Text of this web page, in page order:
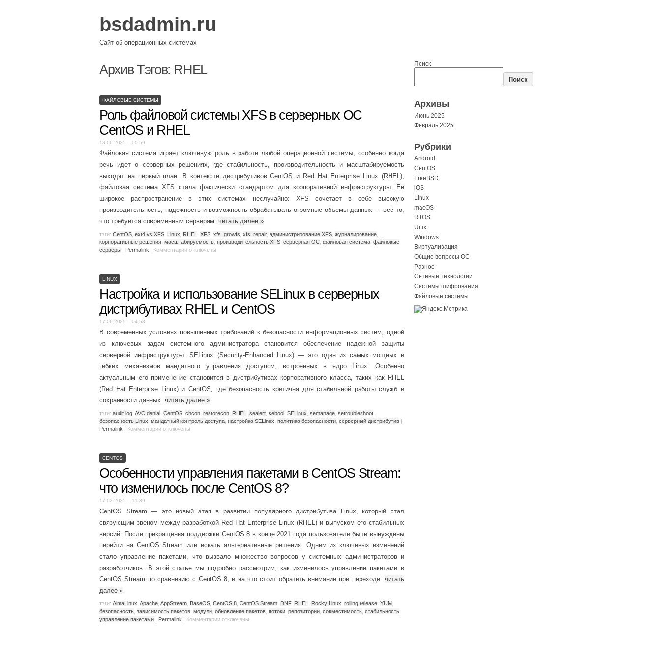
bsdadmin.ru
Сайт об операционных системах
Архив Тэгов: RHEL
ФАЙЛОВЫЕ СИСТЕМЫ
Роль файловой системы XFS в серверных ОС
CentOS и RHEL
18.06.2025 – 00:59
Файловая система играет ключевую роль в работе любой операционной системы, особенно когда
речь идет о серверных решениях, где стабильность, производительность и масштабируемость
выходят на первый план. В контексте дистрибутивов CentOS и Red Hat Enterprise Linux (RHEL),
файловая система XFS стала фактически стандартом для корпоративной инфраструктуры. Её
широкое распространение в этих системах неслучайно: XFS сочетает в себе высокую
производительность, надежность и возможность обрабатывать огромные объемы данных — всё то,
что требуется современным серверам. читать далее »
тэги: CentOS ext4 vs XFS Linux RHEL XFS xfs_growfs xfs_repair, администрирование XFS журналирование
корпоративные решения масштабируемость производительность XFS серверная ОС файловая система файловые
серверы | Permalink | Комментарии отключены
LINUX
Настройка и использование SELinux в серверных
дистрибутивах RHEL и CentOS
17.06.2025 – 04:58
В современных условиях повышенных требований к безопасности информационных систем, одной
из ключевых задач системного администратора становится обеспечение надежной защиты
серверной инфраструктуры. SELinux (Security-Enhanced Linux) — это один из самых мощных и
гибких механизмов мандатного управления доступом, встроенных в ядро Linux. Особенно
актуальным его применение становится в дистрибутивах корпоративного класса, таких как RHEL
(Red Hat Enterprise Linux) и CentOS, где безопасность критична для стабильной работы служб и
сохранности данных. читать далее »
тэги: audit.log AVC denial CentOS chcon restorecon RHEL sealert sebool SELinux semanage setroubleshoot
безопасность Linux мандатный контроль доступа настройка SELinux политика безопасности серверный дистрибутив |
Permalink | Комментарии отключены
CENTOS
Особенности управления пакетами в CentOS Stream:
что изменилось после CentOS 8?
17.02.2025 – 11:39
CentOS Stream — это новый этап в развитии популярного дистрибутива Linux, который стал
связующим звеном между разработкой Red Hat Enterprise Linux (RHEL) и выпуском его стабильных
версий. После прекращения поддержки CentOS 8 в конце 2021 года пользователи были вынуждены
перейти на CentOS Stream или искать альтернативные решения. Одним из ключевых изменений
стало управление пакетами, что вызвало множество вопросов у системных администраторов и
разработчиков. В этой статье мы подробно рассмотрим, как изменилось управление пакетами в
CentOS Stream по сравнению с CentOS 8, и на что стоит обратить внимание при переходе. читать
далее »
тэги: AlmaLinux Apache AppStream BaseOS CentOS 8 CentOS Stream DNF, RHEL Rocky Linux rolling release YUM
безопасность зависимость пакетов модули обновление пакетов потоки репозитории совместимость стабильность
управление пакетами | Permalink | Комментарии отключены
Поиск
Поиск
Архивы
Июнь 2025
Февраль 2025
Рубрики
Android
CentOS
FreeBSD
iOS
Linux
macOS
RTOS
Unix
Windows
Виртуализация
Общие вопросы ОС
Разное
Сетевые технологии
Системы шифрования
Файловые системы